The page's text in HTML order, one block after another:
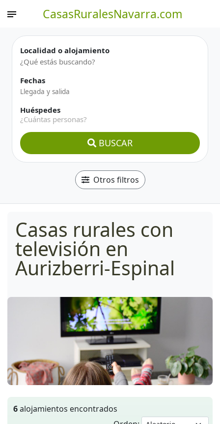
CasasRuralesNavarra.com
Localidad o alojamiento
Fechas
Huéspedes
¿Cuántas personas?
BUSCAR
Otros filtros
Casas rurales con
televisión en
Aurizberri-Espinal
6alojamientos encontrados